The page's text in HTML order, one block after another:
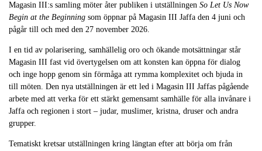
Magasin III:s samling möter åter publiken i utställningen So Let Us Now
Begin at the Beginning som öppnar på Magasin III Jaffa den 4 juni och
pågår till och med den 27 november 2026.
I en tid av polarisering, samhällelig oro och ökande motsättningar står
Magasin III fast vid övertygelsen om att konsten kan öppna för dialog
och inge hopp genom sin förmåga att rymma komplexitet och bjuda in
till möten. Den nya utställningen är ett led i Magasin III Jaffas pågående
arbete med att verka för ett stärkt gemensamt samhälle för alla invånare i
Jaffa och regionen i stort – judar, muslimer, kristna, druser och andra
grupper.
Tematiskt kretsar utställningen kring längtan efter att börja om från